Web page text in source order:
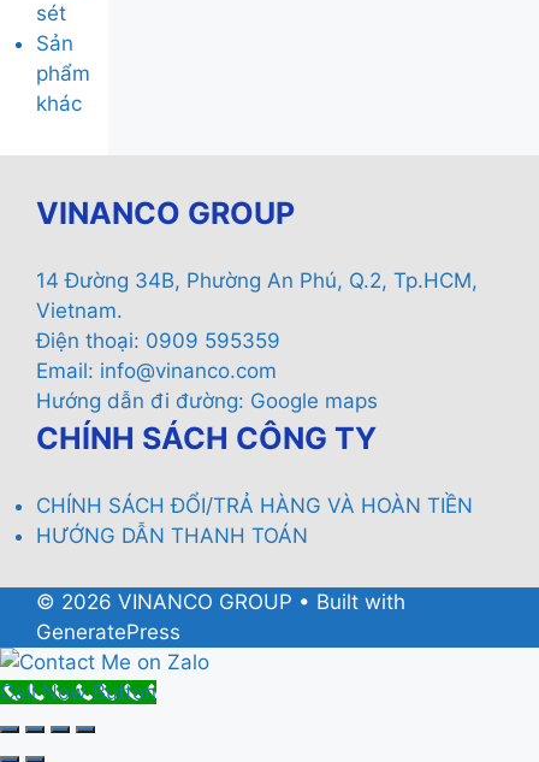
sét
Sản
phẩm
khác
VINANCO GROUP
14 Đường 34B, Phường An Phú, Q.2, Tp.HCM,
Vietnam.
Điện thoại: 0909 595359
Email: info@vinanco.com
Hướng dẫn đi đường: Google maps
CHÍNH SÁCH CÔNG TY
CHÍNH SÁCH ĐỔI/TRẢ HÀNG VÀ HOÀN TIỀN
HƯỚNG DẪN THANH TOÁN
© 2026 VINANCO GROUP • Built with
GeneratePress
Call Now Button